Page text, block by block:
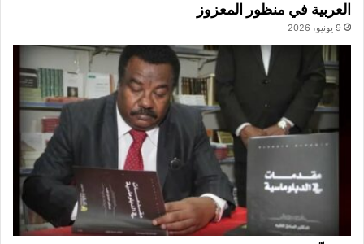
العربية في منظور المعزوز
9 يونيو، 2026